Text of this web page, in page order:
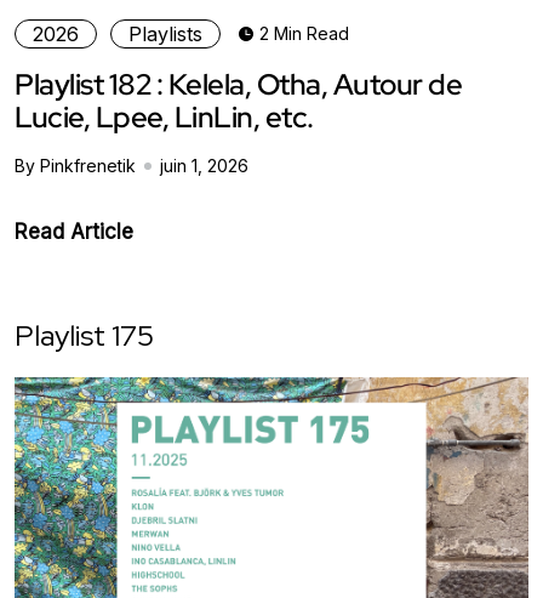
2026 Playlists 2 Min Read
Playlist 182 : Kelela, Otha, Autour de
Lucie, Lpee, LinLin, etc.
By Pinkfrenetik juin 1, 2026
Read Article
Playlist 175